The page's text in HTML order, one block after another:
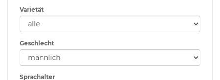
Varietät
Geschlecht
Sprachalter